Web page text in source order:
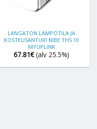
LANGATON LÄMPÖTILA JA
KOSTEUSANTURI NIBE THS 10
MYUPLINK
67.81€ (alv 25.5%)